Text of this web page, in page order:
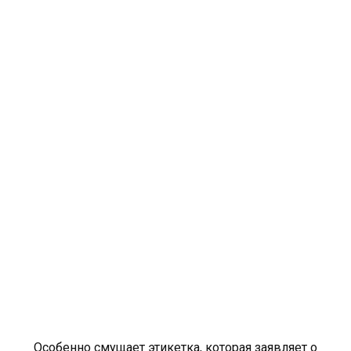
Особенно смущает этикетка, которая заявляет о